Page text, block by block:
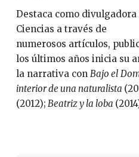
Destaca como
Ciencias a través de
numerosos artículos,
los últimos años inicia su
la narrativa con Bajo el
interior de una naturalista
(2012); Beatriz y la loba